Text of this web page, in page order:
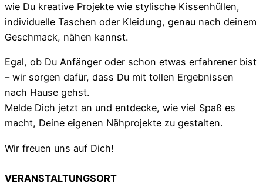
wie Du kreative Projekte wie stylische Kissenhüllen,
individuelle Taschen oder Kleidung, genau nach deinem
Geschmack, nähen kannst.
Egal, ob Du Anfänger oder schon etwas erfahrener bist
– wir sorgen dafür, dass Du mit tollen Ergebnissen
nach Hause gehst.
Melde Dich jetzt an und entdecke, wie viel Spaß es
macht, Deine eigenen Nähprojekte zu gestalten.
Wir freuen uns auf Dich!
VERANSTALTUNGSORT